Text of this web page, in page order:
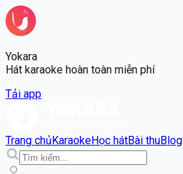
Yokara
Hát karaoke hoàn toàn miễn phí
Tải app
Trang chủKaraokeHọc hátBài thuBlog